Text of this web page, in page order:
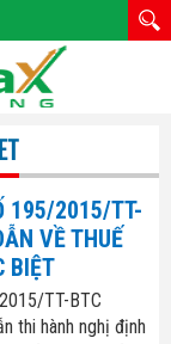
195/2015/TT-
VỀ THUẾ
BIỆT
TT-BTC
thi hành nghị định